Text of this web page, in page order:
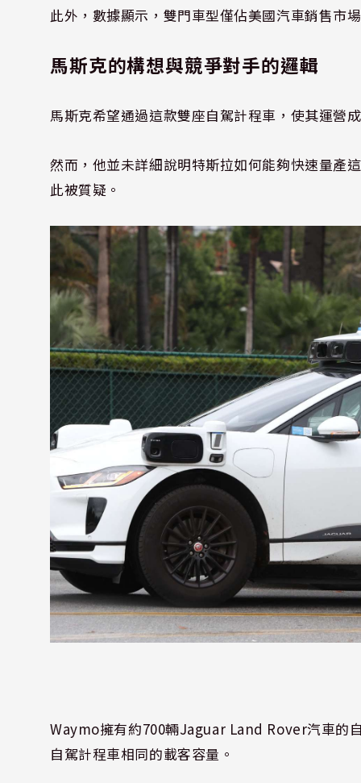
此外，數據顯示，雙門車型僅佔美國汽車銷售市
馬斯克的構想與競爭對手的邏輯
馬斯克希望通過這款雙座自駕計程車，使其運營
然而，他並未詳細說明特斯拉如何能夠快速量產
此被質疑。
Waymo擁有約700輛Jaguar Land Rover汽車的
自駕計程車相同的載客容量。